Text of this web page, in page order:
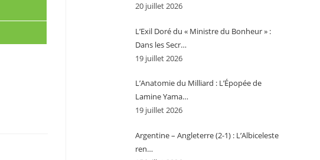
20 juillet 2026
L’Exil Doré du « Ministre du Bonheur » :
Dans les Secr…
19 juillet 2026
L’Anatomie du Milliard : L’Épopée de
Lamine Yama…
19 juillet 2026
Argentine – Angleterre (2-1) : L’Albiceleste
ren…